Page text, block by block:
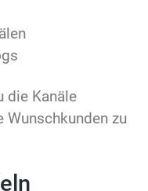
die Kanäle
Wunschkunden zu